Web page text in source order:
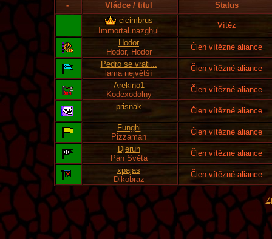
- Vládce / titul
Status
cicimbrus
Immortal nazghul
Vítěz
Hodor
Hodor, Hodor
Člen vítězné aliance
Pedro se vrati...
lama největší
Člen vítězné aliance
Arekino1
Kodexodolny
Člen vítězné aliance
prisnak
-
Člen vítězné aliance
Funghi
Pizzaman
Člen vítězné aliance
Djerun
Pán Světa
Člen vítězné aliance
xpajas
Dikobraz
Člen vítězné aliance